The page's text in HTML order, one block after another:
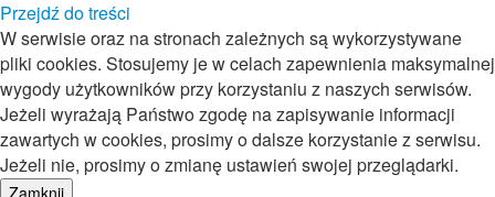
Przejdź do treści
W serwisie oraz na stronach zależnych są wykorzystywane
pliki cookies. Stosujemy je w celach zapewnienia maksymalnej
wygody użytkowników przy korzystaniu z naszych serwisów.
Jeżeli wyrażają Państwo zgodę na zapisywanie informacji
zawartych w cookies, prosimy o dalsze korzystanie z serwisu.
Jeżeli nie, prosimy o zmianę ustawień swojej przeglądarki.